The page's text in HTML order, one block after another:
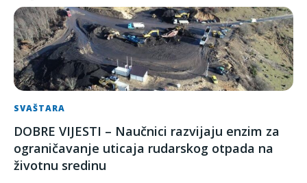
SVAŠTARA
DOBRE VIJESTI – Naučnici razvijaju enzim za
ograničavanje uticaja rudarskog otpada na
životnu sredinu